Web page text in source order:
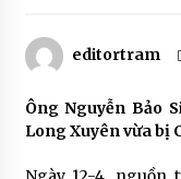
editortram
Ông Nguyễn Bảo
Long Xuyên vừa bị